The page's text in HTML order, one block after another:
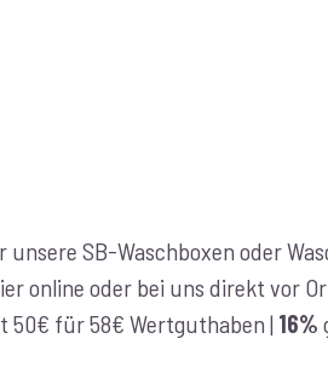
SB-Waschboxen oder
online oder bei uns direkt vor
50€ für 58€ Wertguthaben | 16%